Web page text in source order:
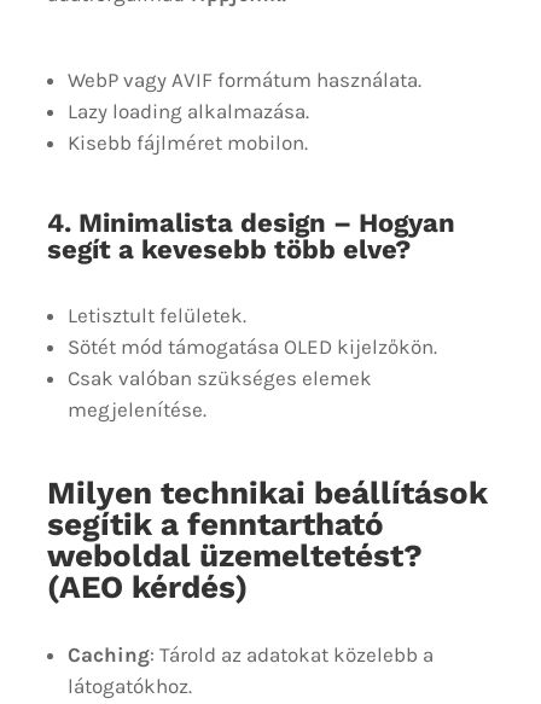
WebP vagy AVIF formátum használata.
Lazy loading alkalmazása.
Kisebb fájlméret mobilon.
4. Minimalista design – Hogyan
segít a kevesebb több elve?
Letisztult felületek.
Sötét mód támogatása OLED kijelzőkön.
Csak valóban szükséges elemek
megjelenítése.
Milyen technikai beállítások
segítik a fenntartható
weboldal üzemeltetést?
(AEO kérdés)
Caching: Tárold az adatokat közelebb a
látogatókhoz.